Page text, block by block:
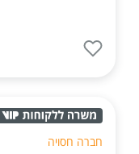
חברה חסויה